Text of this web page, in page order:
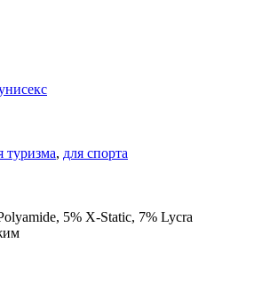
туризма, для спорта
5% X-Static, 7% Lycra